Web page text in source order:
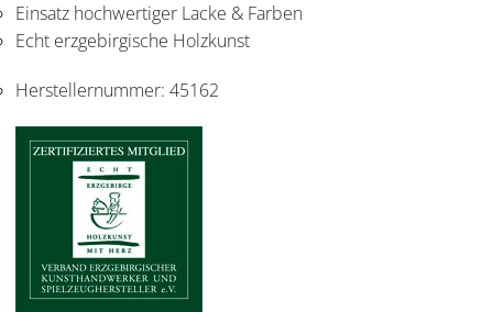
Einsatz hochwertiger Lacke & Farben
Echt erzgebirgische Holzkunst
Herstellernummer: 45162